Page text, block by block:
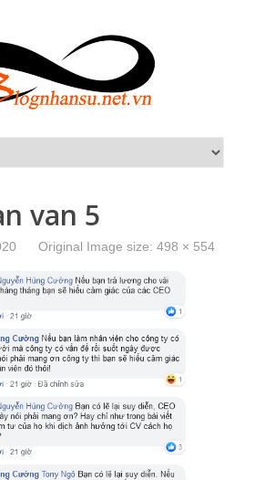
van 5
Original Image size: 498 × 554